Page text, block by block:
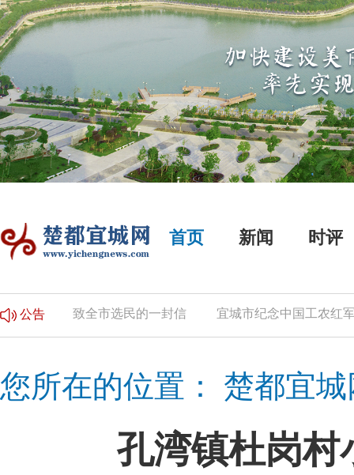
首页 新闻 时评
公告
告 致全市选民的一封信 宜城市纪念中国工农红军
您所在的位置： 楚都宜城
孔湾镇杜岗村